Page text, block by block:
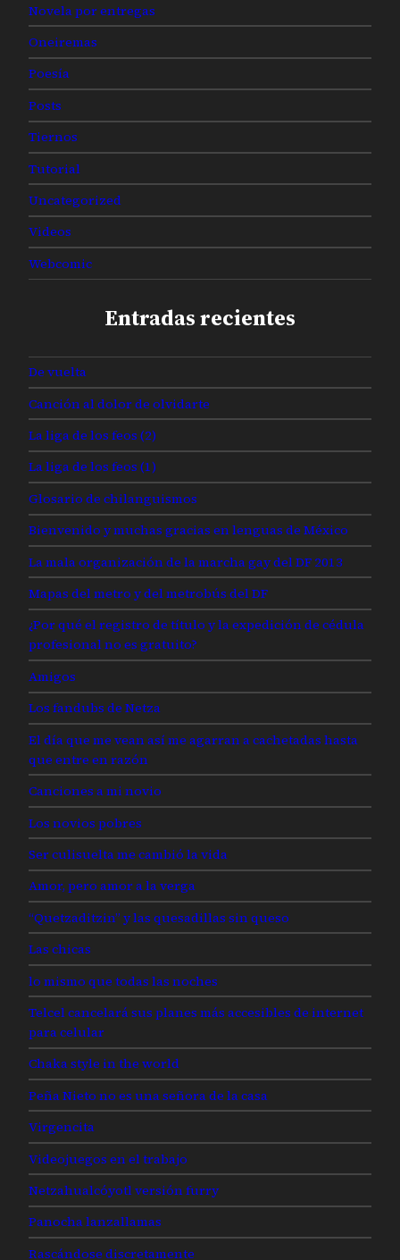
Novela por entregas
Oneiremas
Poesía
Posts
Tiernos
Tutorial
Uncategorized
Videos
Webcomic
Entradas recientes
De vuelta
Canción al dolor de olvidarte
La liga de los feos (2)
La liga de los feos (1)
Glosario de chilanguismos
Bienvenido y muchas gracias en lenguas de México
La mala organización de la marcha gay del DF 2013
Mapas del metro y del metrobús del DF
¿Por qué el registro de título y la expedición de cédula
profesional no es gratuito?
Amigos
Los fandubs de Netza
El día que me vean así me agarran a cachetadas hasta
que entre en razón
Canciones a mi novio
Los novios pobres
Ser culisuelta me cambió la vida
Amor, pero amor a la verga
“Quetzaditzin” y las quesadillas sin queso
Las chicas
lo mismo que todas las noches
Telcel cancelará sus planes más accesibles de internet
para celular
Chaka style in the world
Peña Nieto no es una señora de la casa
Virgencita
Videojuegos en el trabajo
Netzahualcóyotl versión furry
Panocha lanzallamas
Rascándose discretamente